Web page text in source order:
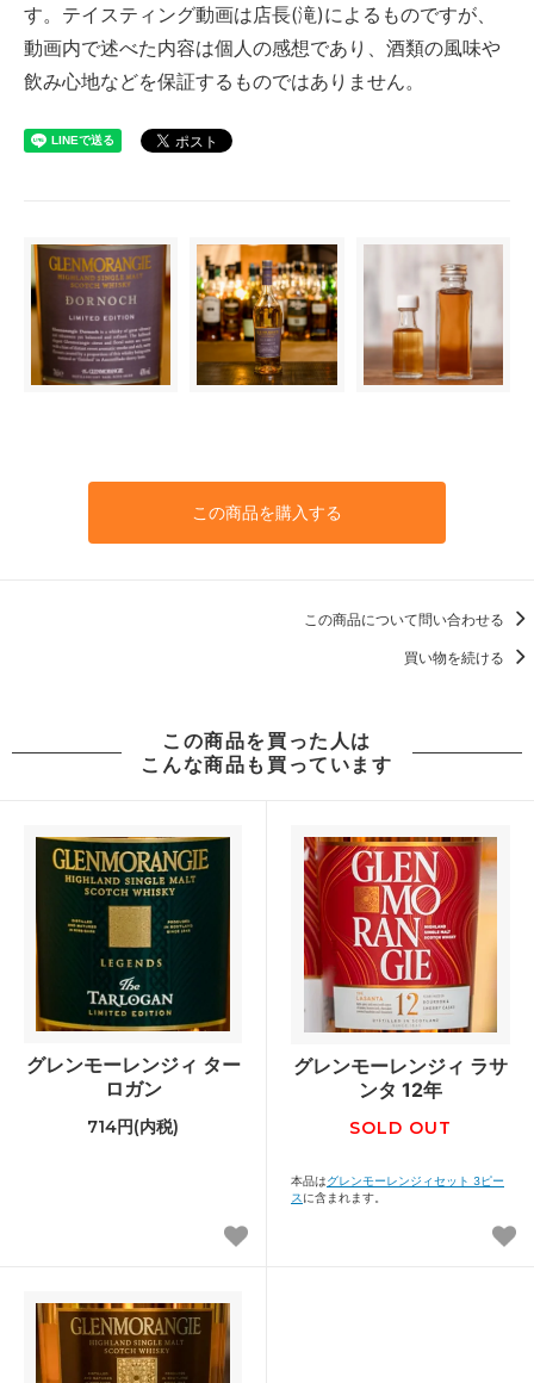
す。テイスティング動画は店長(滝)によるものですが、
動画内で述べた内容は個人の感想であり、酒類の風味や
飲み心地などを保証するものではありません。
この商品を購入する
この商品について問い合わせる
買い物を続ける
この商品を買った人は
こんな商品も買っています
グレンモーレンジィ ター
ロガン
714円(内税)
グレンモーレンジィ ラサ
ンタ 12年
SOLD OUT
本品はグレンモーレンジィセット 3ピー
ス に含まれます。